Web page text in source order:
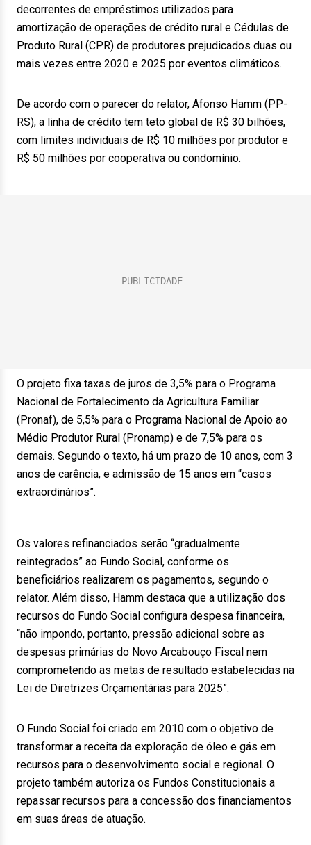
decorrentes de empréstimos utilizados para
amortização de operações de crédito rural e Cédulas de
Produto Rural (CPR) de produtores prejudicados duas ou
mais vezes entre 2020 e 2025 por eventos climáticos.
De acordo com o parecer do relator, Afonso Hamm (PP-
RS), a linha de crédito tem teto global de R$ 30 bilhões,
com limites individuais de R$ 10 milhões por produtor e
R$ 50 milhões por cooperativa ou condomínio.
O projeto fixa taxas de juros de 3,5% para o Programa
Nacional de Fortalecimento da Agricultura Familiar
(Pronaf), de 5,5% para o Programa Nacional de Apoio ao
Médio Produtor Rural (Pronamp) e de 7,5% para os
demais. Segundo o texto, há um prazo de 10 anos, com 3
anos de carência, e admissão de 15 anos em “casos
extraordinários”.
Os valores refinanciados serão “gradualmente
reintegrados” ao Fundo Social, conforme os
beneficiários realizarem os pagamentos, segundo o
relator. Além disso, Hamm destaca que a utilização dos
recursos do Fundo Social configura despesa financeira,
“não impondo, portanto, pressão adicional sobre as
despesas primárias do Novo Arcabouço Fiscal nem
comprometendo as metas de resultado estabelecidas na
Lei de Diretrizes Orçamentárias para 2025”.
O Fundo Social foi criado em 2010 com o objetivo de
transformar a receita da exploração de óleo e gás em
recursos para o desenvolvimento social e regional. O
projeto também autoriza os Fundos Constitucionais a
repassar recursos para a concessão dos financiamentos
em suas áreas de atuação.